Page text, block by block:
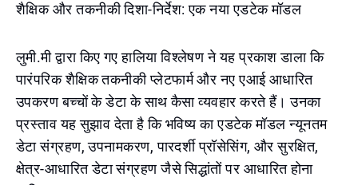
शैक्षिक और तकनीकी दिशा-निर्देश: एक नया एडटेक मॉडल
लुमी.मी द्वारा किए गए हालिया विश्लेषण ने यह प्रकाश डाला कि
पारंपरिक शैक्षिक तकनीकी प्लेटफार्म और नए एआई आधारित
उपकरण बच्चों के डेटा के साथ कैसा व्यवहार करते हैं। उनका
प्रस्ताव यह सुझाव देता है कि भविष्य का एडटेक मॉडल न्यूनतम
डेटा संग्रहण, उपनामकरण, पारदर्शी प्रॉसेसिंग, और सुरक्षित,
क्षेत्र-आधारित डेटा संग्रहण जैसे सिद्धांतों पर आधारित होना